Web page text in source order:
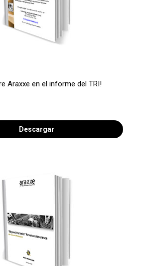
Araxxe en el informe del TRI!
Descargar